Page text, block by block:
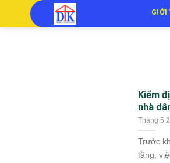
GIỚI
Kiểm
nhà
Tháng 5
Trước
tầng,